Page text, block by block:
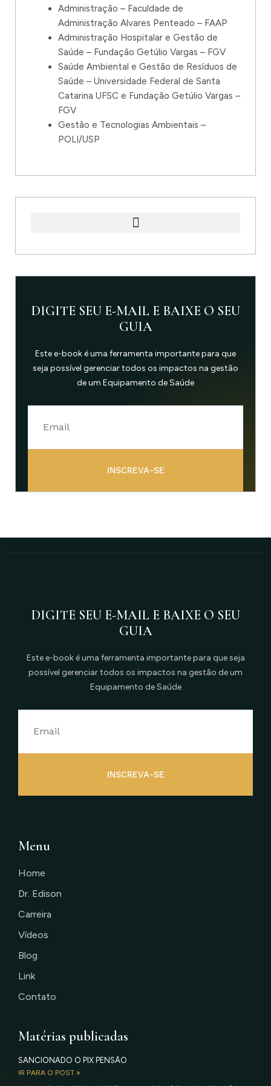
Administração – Faculdade de
Administração Alvares Penteado – FAAP
Administração Hospitalar e Gestão de
Saúde – Fundação Getúlio Vargas – FGV
Saúde Ambiental e Gestão de Resíduos de
Saúde – Universidade Federal de Santa
Catarina UFSC e Fundação Getúlio Vargas –
FGV
Gestão e Tecnologias Ambientais –
POLI/USP
DIGITE SEU E-MAIL E BAIXE O SEU
GUIA
Este e-book é uma ferramenta importante para que
seja possível gerenciar todos os impactos na gestão
de um Equipamento de Saúde
INSCREVA-SE
DIGITE SEU E-MAIL E BAIXE O SEU
GUIA
Este e-book é uma ferramenta importante para que seja
possível gerenciar todos os impactos na gestão de um
Equipamento de Saúde
INSCREVA-SE
Menu
Home
Dr. Edison
Carreira
Vídeos
Blog
Link
Contato
Matérias publicadas
SANCIONADO O PIX PENSÃO
IR PARA O POST »